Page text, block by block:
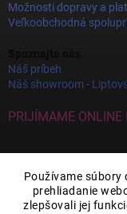
Používame súbory
prehliadanie
zlepšovali jej
Možnosti dopravy a
Veľkoobchodná
Náš príbeh
Náš showroom -
PRIJÍMAME ONLINE